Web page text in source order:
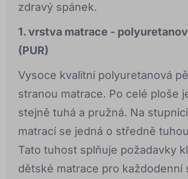
zdravý spánek.
1. vrstva matrace -
(PUR)
Vysoce kvalitní polyuretanová
stranou matrace. Po celé ploše
stejně tuhá a pružná. Na
matrací se jedná o středně
Tato tuhost splňuje požadavky
dětské matrace pro každodenní